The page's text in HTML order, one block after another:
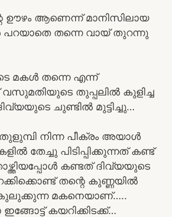
ഊഴം ആണെന്ന് മാനിസിലായ
പറയാതെ തന്നെ വായ് തുറന്നു
മകൾ തന്നെ എന്ന്
തുപ്പലിൽ കുളിച്ച
ചുണ്ടിൽ മുട്ടിച്ചു…
നിന്ന പീക്രം അയാൾ
തേച്ചു പിടിപ്പിക്കുന്നത് കണ്ട്
കണ്ടത് ദിവ്യയുടെ
തന്റെ കുണ്ണയിൽ
കുലുക്കുന്ന മകനെയാണ്…..
കയറിക്കിടക്ക്…